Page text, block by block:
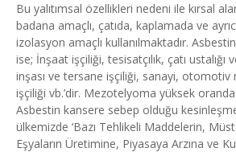
Bu yalıtımsal özellikleri nedeni ile kırsal
badana amaçlı, çatıda, kaplamada ve
izolasyon amaçlı kullanılmaktadır. Asbestin
ise; İnşaat işçiliği, tesisatçılık, çatı
inşası ve tersane işçiliği, sanayi, otomotiv
işçiliği vb.’dir. Mezotelyoma yüksek oranda
Asbestin kansere sebep olduğu
ülkemizde ‘Bazı Tehlikeli Maddelerin,
Eşyaların Üretimine, Piyasaya Arzına ve